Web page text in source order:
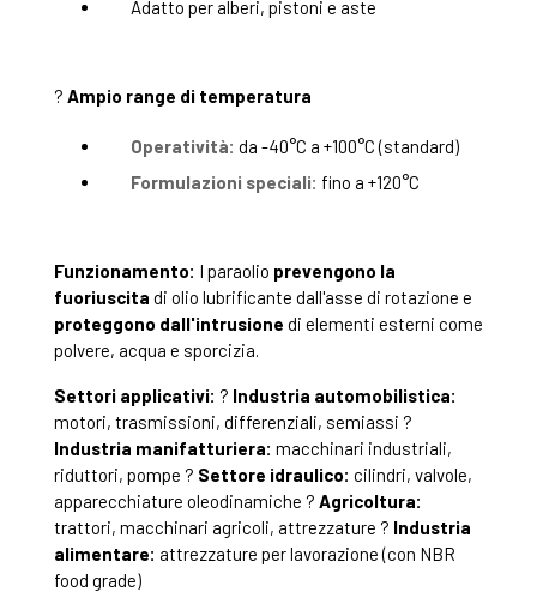
Adatto per alberi, pistoni e aste
? Ampio range di temperatura
Operatività: da -40°C a +100°C (standard)
Formulazioni speciali: fino a +120°C
Funzionamento: I paraolio prevengono la
fuoriuscita di olio lubrificante dall'asse di rotazione e
proteggono dall'intrusione di elementi esterni come
polvere, acqua e sporcizia.
Settori applicativi: ? Industria automobilistica:
motori, trasmissioni, differenziali, semiassi ?
Industria manifatturiera: macchinari industriali,
riduttori, pompe ? Settore idraulico: cilindri, valvole,
apparecchiature oleodinamiche ? Agricoltura:
trattori, macchinari agricoli, attrezzature ? Industria
alimentare: attrezzature per lavorazione (con NBR
food grade)